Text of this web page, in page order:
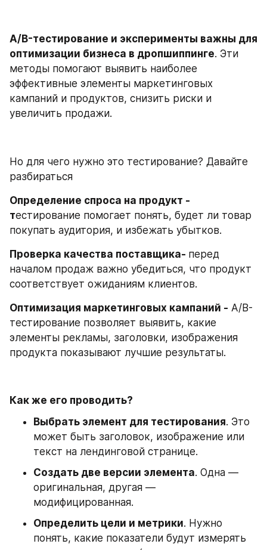
A/B-тестирование и эксперименты важны для
оптимизации бизнеса в дропшиппинге. Эти
методы помогают выявить наиболее
эффективные элементы маркетинговых
кампаний и продуктов, снизить риски и
увеличить продажи.
Но для чего нужно это тестирование? Давайте
разбираться
Определение спроса на продукт -
тестирование помогает понять, будет ли товар
покупать аудитория, и избежать убытков.
Проверка качества поставщика- перед
началом продаж важно убедиться, что продукт
соответствует ожиданиям клиентов.
Оптимизация маркетинговых кампаний - A/B-
тестирование позволяет выявить, какие
элементы рекламы, заголовки, изображения
продукта показывают лучшие результаты.
Как же его проводить?
Выбрать элемент для тестирования. Это
может быть заголовок, изображение или
текст на лендинговой странице.
Создать две версии элемента. Одна —
оригинальная, другая —
модифицированная.
Определить цели и метрики. Нужно
понять, какие показатели будут измерять